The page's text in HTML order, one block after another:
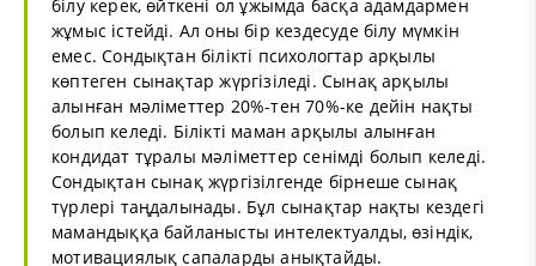
білу керек, өйткені ол ұжымда басқа адамдармен
жұмыс істейді. Ал оны бір кездесуде білу мүмкін
емес. Сондықтан білікті психологтар арқылы
көптеген сынақтар жүргізіледі. Сынақ арқылы
алынған мәліметтер 20%-тен 70%-ке дейін нақты
болып келеді. Білікті маман арқылы алынған
кондидат тұралы мәліметтер сенімді болып келеді.
Сондықтан сынақ жүргізілгенде бірнеше сынақ
түрлері таңдалынады. Бұл сынақтар нақты кездегі
мамандыққа байланысты интелектуалды, өзіндік,
мотивациялық сапаларды анықтайды.